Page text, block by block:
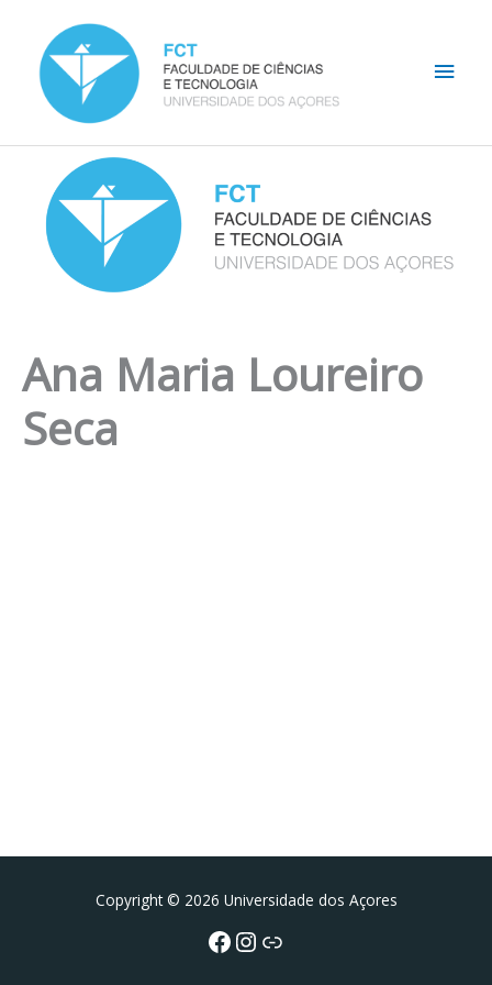
content
Ana Maria Loureiro
Seca
Copyright © 2026 Universidade dos Açores
Facebook
Instagram da FCTPortal da UAc